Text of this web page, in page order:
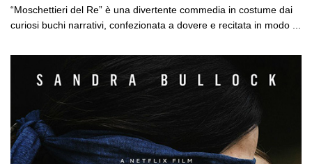
“Moschettieri del Re” è una divertente commedia in costume dai
curiosi buchi narrativi, confezionata a dovere e recitata in modo ...